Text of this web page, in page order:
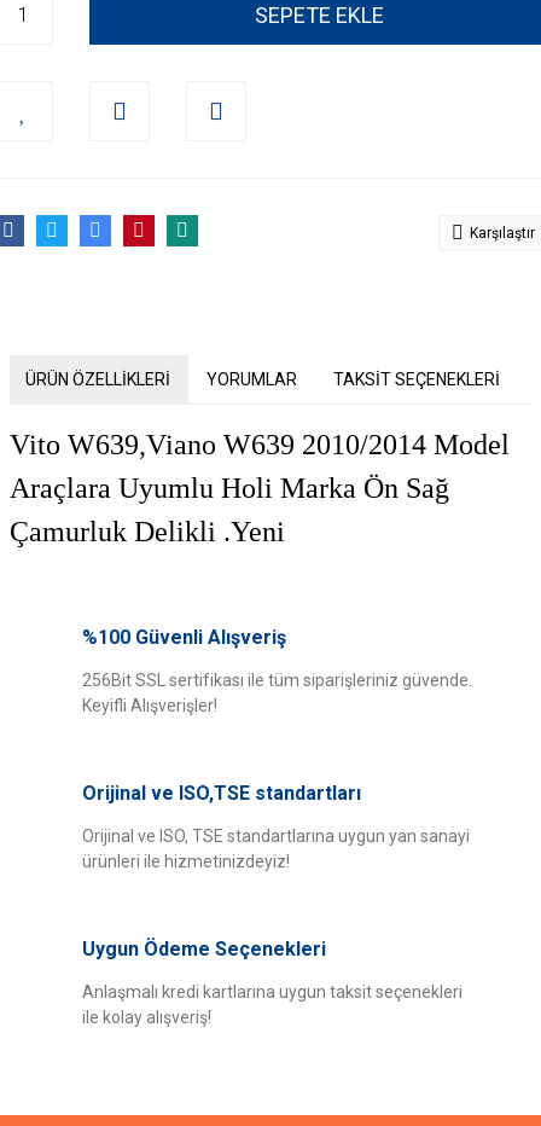
SEPETE EKLE
Karşılaştır
ÜRÜN ÖZELLİKLERİ YORUMLAR TAKSİT SEÇENEKLERİ
Vito W639,Viano W639 2010/2014 Model
Araçlara Uyumlu Holi Marka Ön Sağ
Çamurluk Delikli .Yeni
Bu ürüne ilk yorumu siz yapın!
yetersiz gördüğünüz noktaları öneri formunu kullanarak tarafımıza
iletebilirsiniz.
Görüş ve önerileriniz için teşekkür ederiz.
Ürün bilgilerinde hatalar bulunuyor.
Ürün fiyatı diğer sitelerden daha pahalı.
Bu ürüne benzer farklı alternatifler olmalı.
%100 Güvenli Alışveriş
256Bit SSL sertifikası ile tüm siparişleriniz güvende.
Keyifli Alışverişler!
Orijinal ve ISO,TSE standartları
Orijinal ve ISO, TSE standartlarına uygun yan sanayi
ürünleri ile hizmetinizdeyiz!
Uygun Ödeme Seçenekleri
Anlaşmalı kredi kartlarına uygun taksit seçenekleri
ile kolay alışveriş!